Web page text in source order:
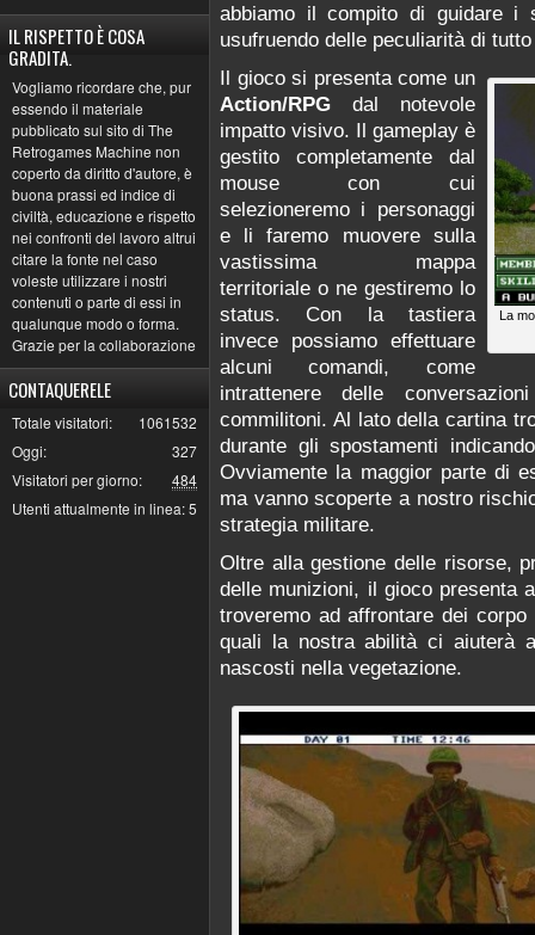
IL RISPETTO È COSA
GRADITA.
Vogliamo ricordare che, pur
essendo il materiale
pubblicato sul sito di The
Retrogames Machine non
coperto da diritto d'autore, è
buona prassi ed indice di
civiltà, educazione e rispetto
nei confronti del lavoro altrui
citare la fonte nel caso
voleste utilizzare i nostri
contenuti o parte di essi in
qualunque modo o forma.
Grazie per la collaborazione
CONTAQUERELE
1061532
Totale visitatori:
327
Oggi:
484
Visitatori per giorno:
5
Utenti attualmente in linea:
abbiamo il compito di guidare i
usufruendo delle peculiarità di
La
Il gioco si presenta come un
Action/RPG dal notevole
impatto visivo. Il gameplay è
gestito completamente dal
mouse con cui
selezioneremo i personaggi
e li faremo muovere sulla
vastissima mappa
territoriale o ne gestiremo lo
status. Con la tastiera
invece possiamo effettuare
alcuni comandi, come
intrattenere delle
commilitoni. Al lato della cartina
durante gli spostamenti
Ovviamente la maggior parte di
ma vanno scoperte a nostro
strategia militare.
Oltre alla gestione delle risorse,
delle munizioni, il gioco presenta
troveremo ad affrontare dei
quali la nostra abilità ci aiuterà
nascosti nella vegetazione.